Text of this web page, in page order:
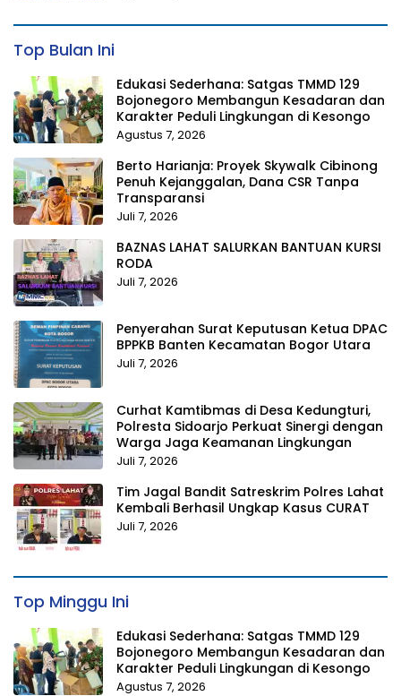
Top Bulan Ini
Edukasi Sederhana: Satgas TMMD 129
Bojonegoro Membangun Kesadaran dan
Karakter Peduli Lingkungan di Kesongo
Agustus 7, 2026
Berto Harianja: Proyek Skywalk Cibinong
Penuh Kejanggalan, Dana CSR Tanpa
Transparansi
Juli 7, 2026
BAZNAS LAHAT SALURKAN BANTUAN KURSI
RODA
Juli 7, 2026
Penyerahan Surat Keputusan Ketua DPAC
BPPKB Banten Kecamatan Bogor Utara
Juli 7, 2026
Curhat Kamtibmas di Desa Kedungturi,
Polresta Sidoarjo Perkuat Sinergi dengan
Warga Jaga Keamanan Lingkungan
Juli 7, 2026
Tim Jagal Bandit Satreskrim Polres Lahat
Kembali Berhasil Ungkap Kasus CURAT
Juli 7, 2026
Top Minggu Ini
Edukasi Sederhana: Satgas TMMD 129
Bojonegoro Membangun Kesadaran dan
Karakter Peduli Lingkungan di Kesongo
Agustus 7, 2026